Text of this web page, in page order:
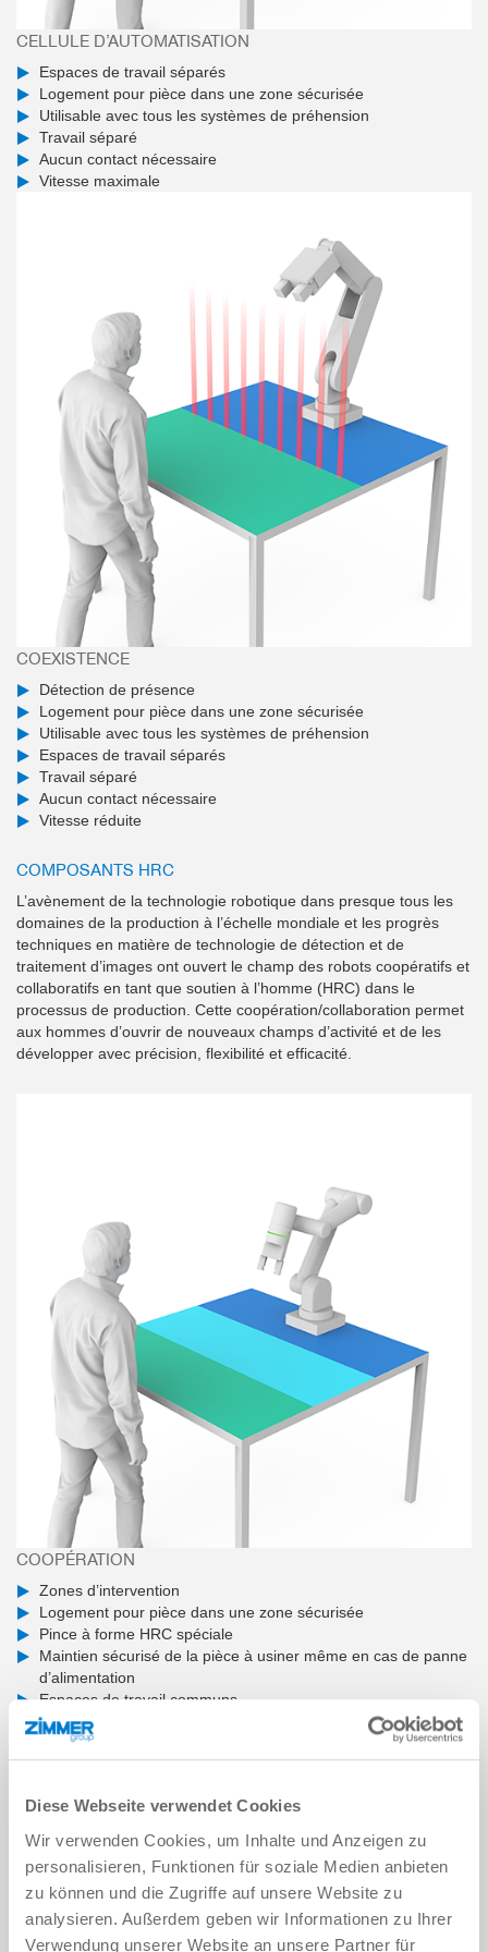
Diese Webseite verwendet Cookies
Wir verwenden Cookies, um Inhalte und Anzeigen zu
personalisieren, Funktionen für soziale Medien anbieten
zu können und die Zugriffe auf unsere Website zu
analysieren. Außerdem geben wir Informationen zu Ihrer
Verwendung unserer Website an unsere Partner für
CELLULE D’AUTOMATISATION
Espaces de travail séparés
Logement pour pièce dans une zone sécurisée
Utilisable avec tous les systèmes de préhension
Travail séparé
Aucun contact nécessaire
Vitesse maximale
COEXISTENCE
Détection de présence
Logement pour pièce dans une zone sécurisée
Utilisable avec tous les systèmes de préhension
Espaces de travail séparés
Travail séparé
Aucun contact nécessaire
Vitesse réduite
COMPOSANTS HRC
L’avènement de la technologie robotique dans presque tous les
domaines de la production à l’échelle mondiale et les progrès
techniques en matière de technologie de détection et de
traitement d’images ont ouvert le champ des robots coopératifs et
collaboratifs en tant que soutien à l’homme (HRC) dans le
processus de production. Cette coopération/collaboration permet
aux hommes d’ouvrir de nouveaux champs d’activité et de les
développer avec précision, flexibilité et efficacité.
COOPÉRATION
Zones d’intervention
Logement pour pièce dans une zone sécurisée
Pince à forme HRC spéciale
Maintien sécurisé de la pièce à usiner même en cas de panne
d’alimentation
Espaces de travail communs
Travail en commun
Aucun contact nécessaire
Vitesse réduite